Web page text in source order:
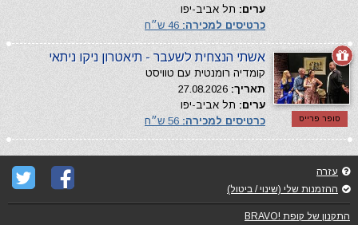
ערים: תל אביב-יפו
כרטיסים למכירה:
סופר פרייס
אשתי הנצחית לשעבר - תיאטרון ניקו ניתאי
קומדיה רומנטית עם טוויסט
תאריך:
ערים: תל אביב-יפו
כרטיסים למכירה:
עזרה
ההזמנות שלי (שינוי / ביטול)
התקנון של קופת !BRAVO